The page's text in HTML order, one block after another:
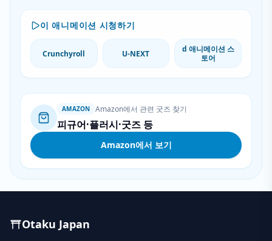
이 애니메이션 시청하기
Crunchyroll U-NEXT
d 애니메이션 스
토어
AMAZON Amazon에서 관련 굿즈 찾기
피규어·플러시·굿즈 등
Amazon에서 보기
Otaku Japan